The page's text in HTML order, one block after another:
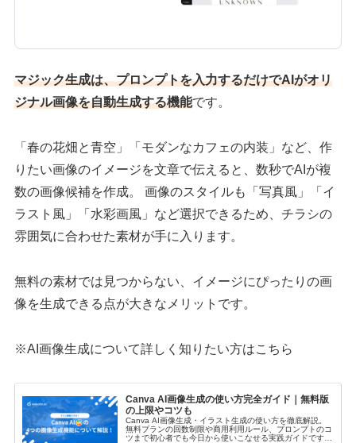
マジック生成は、プロンプトを入力するだけでAIがオリ
ジナル画像を自動生成する機能です。
「春の花畑と青空」「モダンなカフェの内装」など、作
りたい画像のイメージを文章で伝えると、数秒でAIが複
数の画像候補を作成。 画像のスタイルも「写真風」「イ
ラスト風」「水彩画風」など選択できるため、チラシの
雰囲気に合わせた素材が手に入ります。
無料の素材では見つからない、イメージにぴったりの画
像を生成できる点が大きなメリットです。
※AI画像生成について詳しく知りたい方はこちら
Canva AI画像生成の使い方完全ガイド｜無料版
の上限やコツも
Canva AI画像生成・イラスト生成の使い方を徹底解説。
無料プランの回数制限や商用利用ルール、プロンプトのコ
ツまで初心者でも今日から使いこなせる実践ガイドです。